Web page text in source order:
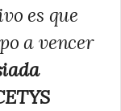
es que
a vencer